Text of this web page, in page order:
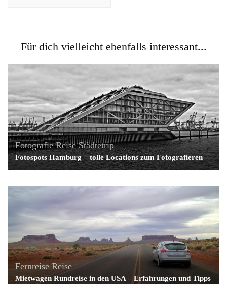
Für dich vielleicht ebenfalls interessant...
Fotografie Reise Städtetrip
Fotospots Hamburg – tolle Locations zum Fotografieren
Fernreise Reise
Mietwagen Rundreise in den USA – Erfahrungen und Tipps